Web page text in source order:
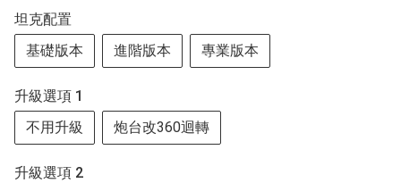
坦克配置
基礎版本
進階版本 專業版本
升級選項 1
不用升級
炮台改360迴轉
升級選項 2